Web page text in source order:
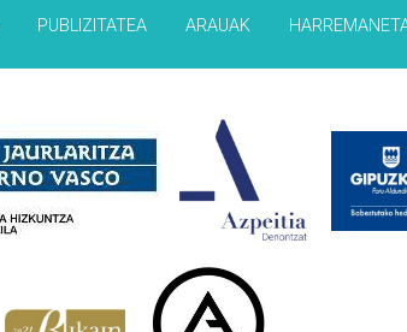
PUBLIZITATEA ARAUAK